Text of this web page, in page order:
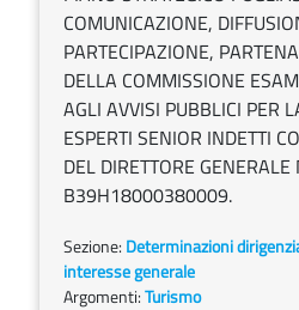
COMUNICAZIONE,
PARTECIPAZIONE,
DELLA COMMISSIONE
AGLI AVVISI PUBBLICI PER
ESPERTI SENIOR INDETTI
DEL DIRETTORE
B39H18000380009.
Sezione: Determinazioni
interesse generale
Argomenti:Turismo